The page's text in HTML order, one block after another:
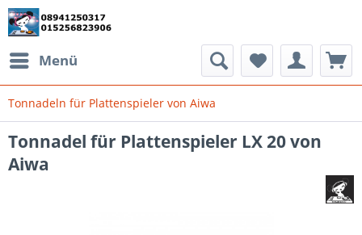
Menü
Tonnadeln für Plattenspieler von Aiwa
Tonnadel für Plattenspieler LX 20 von
Aiwa